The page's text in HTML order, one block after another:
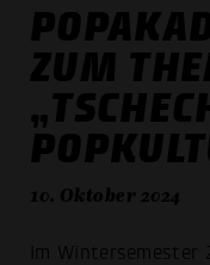
ZUM
10. Oktober 2024
Im